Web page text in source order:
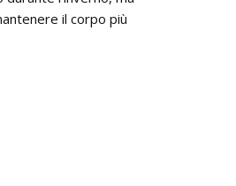
il corpo più